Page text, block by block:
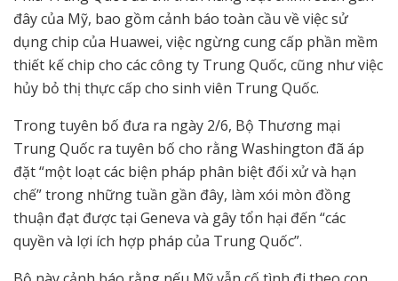
đây của Mỹ, bao gồm cảnh báo toàn cầu về việc sử
dụng chip của Huawei, việc ngừng cung cấp phần mềm
thiết kế chip cho các công ty Trung Quốc, cũng như việc
hủy bỏ thị thực cấp cho sinh viên Trung Quốc.
Trong tuyên bố đưa ra ngày 2/6, Bộ Thương mại
Trung Quốc ra tuyên bố cho rằng Washington đã áp
đặt “một loạt các biện pháp phân biệt đối xử và hạn
chế” trong những tuần gần đây, làm xói mòn đồng
thuận đạt được tại Geneva và gây tổn hại đến “các
quyền và lợi ích hợp pháp của Trung Quốc”.